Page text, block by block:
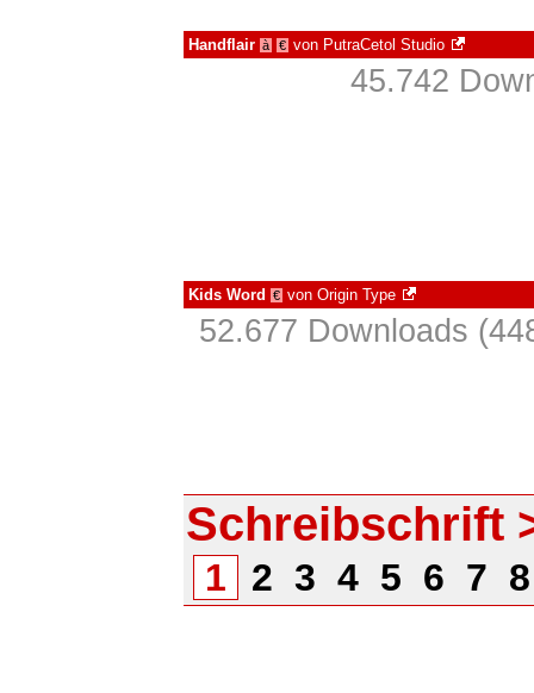
Handflair à € von PutraCetol Studio
45.742
Kids Word € von Origin Type
52.677 Downloads
Schreibschrift
1 2 3 4 5 6 7